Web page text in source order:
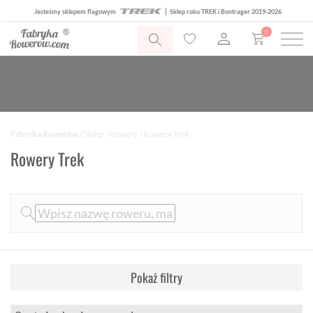
Jesteśmy sklepem flagowym Sklep roku TREK i Bontrager 2019-2026
0
Rowery Trek
Fabryka Rowerów Sklep Rowery / Rowery Trek
Pokaż filtry